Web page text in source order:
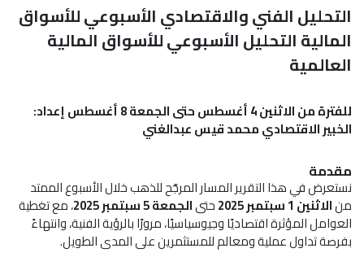
التحليل الفني والاقتصادي الأسبوعي للأسواق
المالية التحليل الأسبوعي للأسواق المالية
العالمية
للفترة من الاثنين 4 أغسطس حتى الجمعة 8 أغسطس إعداد:
الخبير الاقتصادي محمد قيس عبدالغني
مقدمة
نستعرض في هذا التقرير المسار المرجّح للذهب خلال الأسبوع الممتد
منالاثنين 1 سبتمبر 2025 حتىالجمعة 5 سبتمبر 2025 ، مع تغطية
العوامل المؤثرة اقتصاديًا وجيوسياسيًا، مرورًا بالرؤية الفنية، وانتهاءً
بفرصة تداول عملية ومعالم للمستثمرين على المدى الطويل.